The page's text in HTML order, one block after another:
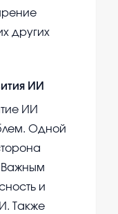
других
ИИ
ИИ
Одной
Важным
и
Также